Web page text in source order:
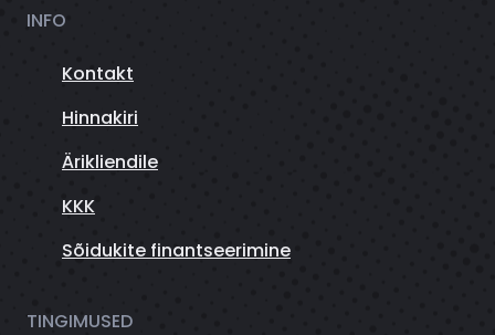
INFO
Kontakt
Hinnakiri
Ärikliendile
KKK
Sõidukite finantseerimine
TINGIMUSED